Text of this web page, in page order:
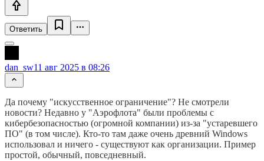
Ответить
dan_sw11 авг 2025 в 08:26
Да почему "искусственное ограничение"? Не смотрели
новости? Недавно у "Аэрофлота" были проблемы с
кибербезопасностью (огромной компании) из-за "устаревшего
ПО" (в том числе). Кто-то там даже очень древний Windows
использовал и ничего - существуют как организации. Пример
простой, обычный, повседневный.